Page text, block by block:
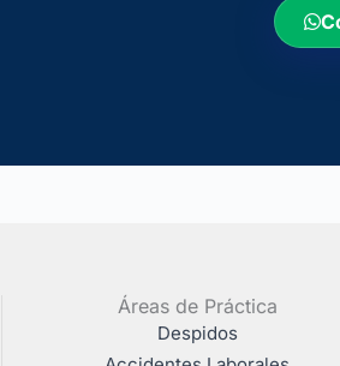
Áreas de Práctica
Despidos